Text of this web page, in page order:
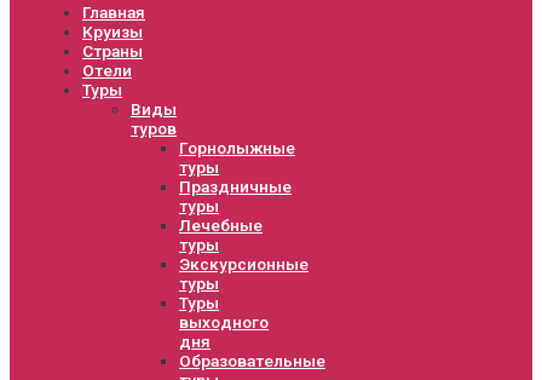
Главная
Круизы
Страны
Отели
Туры
Виды
туров
Горнолыжные
туры
Праздничные
туры
Лечебные
туры
Экскурсионные
туры
Туры
выходного
дня
Образовательные